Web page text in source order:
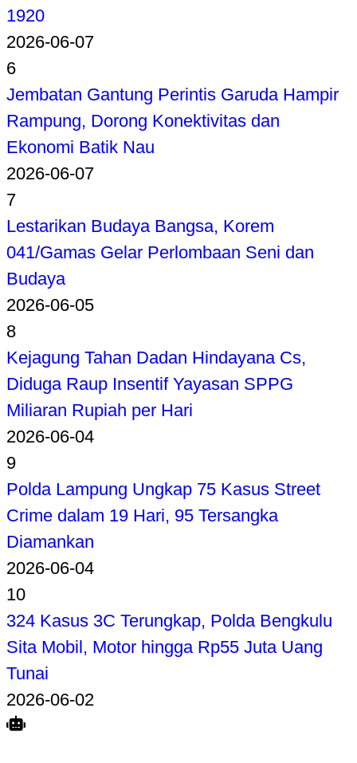
1920
2026-06-07
6
Jembatan Gantung Perintis Garuda Hampir
Rampung, Dorong Konektivitas dan
Ekonomi Batik Nau
2026-06-07
7
Lestarikan Budaya Bangsa, Korem
041/Gamas Gelar Perlombaan Seni dan
Budaya
2026-06-05
8
Kejagung Tahan Dadan Hindayana Cs,
Diduga Raup Insentif Yayasan SPPG
Miliaran Rupiah per Hari
2026-06-04
9
Polda Lampung Ungkap 75 Kasus Street
Crime dalam 19 Hari, 95 Tersangka
Diamankan
2026-06-04
10
324 Kasus 3C Terungkap, Polda Bengkulu
Sita Mobil, Motor hingga Rp55 Juta Uang
Tunai
2026-06-02